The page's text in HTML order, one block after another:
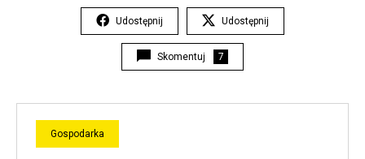
Udostępnij Udostępnij
Skomentuj 7
Gospodarka